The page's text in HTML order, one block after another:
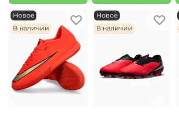
Новое
В наличии
Новое
В наличии